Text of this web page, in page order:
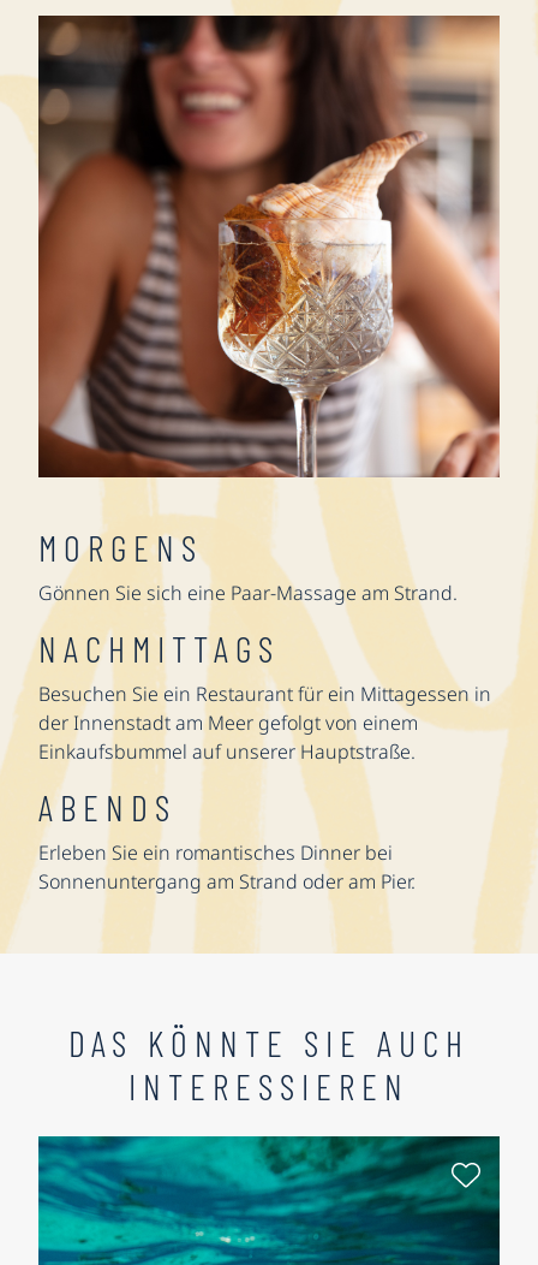
MORGENS
Gönnen Sie sich eine Paar-Massage am Strand.
NACHMITTAGS
Besuchen Sie ein Restaurant für ein Mittagessen in
der Innenstadt am Meer gefolgt von einem
Einkaufsbummel auf unserer Hauptstraße.
ABENDS
Erleben Sie ein romantisches Dinner bei
Sonnenuntergang am Strand oder am Pier.
DAS KÖNNTE SIE AUCH
INTERESSIEREN
Als